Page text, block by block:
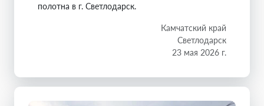
полотна в г. Светлодарск.
Камчатский край
Светлодарск
23 мая 2026 г.